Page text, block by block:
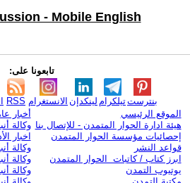
- Mobile English
تابعونا على:
RSS الانستغرام لينكدإن تيلكرامبنترست
الموقع الرئيسي
هيئة ادارة الحوار المتمدن - للإتصال بنا
إحصائيات مؤسسة الحوار المتمدن
قواعد النشر
ابرز كتاب / كاتبات الحوار المتمدن
يوتيوب التمدن
أخبار
وكالة
اخبار
وكالة
وكالة
وكالة